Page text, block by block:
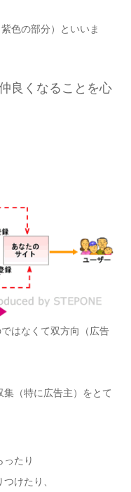
色の部分）といいま
良くなることを心
はなくて双方向（広告
ます。
（特に広告主）をとて
ったり
けたり、